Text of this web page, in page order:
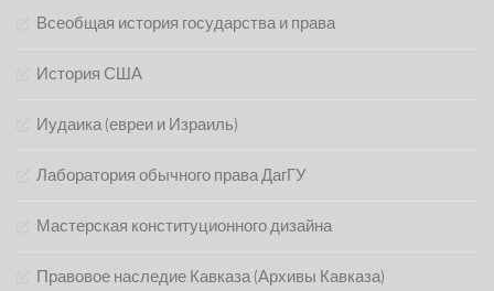
Всеобщая история государства и права
История США
Иудаика (евреи и Израиль)
Лаборатория обычного права ДагГУ
Мастерская конституционного дизайна
Правовое наследие Кавказа (Архивы Кавказа)